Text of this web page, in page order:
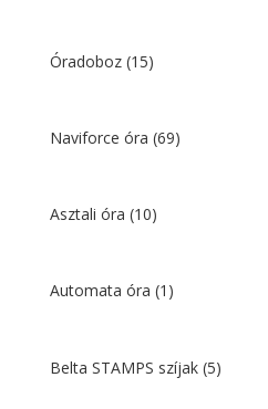
Óradoboz (15)
Naviforce óra (69)
Asztali óra (10)
Automata óra (1)
Belta STAMPS szíjak (5)